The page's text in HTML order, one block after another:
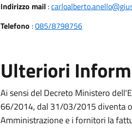
Indirizzo mail:
Telefono :085/8798756
Ulteriori
Ai sensi del Decreto Ministero
66/2014, dal 31/03/2015 diventa
Amministrazione e i fornitori la